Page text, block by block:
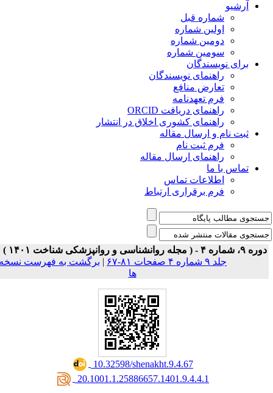
آرشیو
شماره قبل
اولین شماره
دومین شماره
سومین شماره
برای نویسندگان
راهنمای نویسندگان
تعارض منافع
فرم تعهدنامه
راهنمای دریافت ORCID
راهنمای کشوری اخلاق در انتشار
ثبت نام و ارسال مقاله
فرم ثبت نام
راهنمای ارسال مقاله
تماس با ما
اطلاعات تماس
فرم برقراری ارتباط
شماره ۴ - ( مجله روانشناسی و روانپزشکی شناخت ۱۴۰۱ )
جلد ۹ شماره ۴ صفحات ۸۱-۶۷
| برگشت به فهرست نسخه
ها
‎ 10.32598/shenakht.9.4.67
‎ 20.1001.1.25886657.1401.9.4.4.1